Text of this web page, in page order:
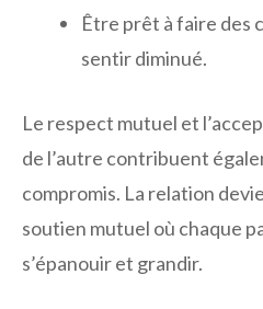
Être prêt à faire des
sentir diminué.
Le respect mutuel et
de l’autre contribuent
compromis. La relation
soutien mutuel où chaque
s’épanouir et grandir.